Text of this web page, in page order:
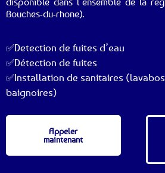
Bouches-du-rhone).
✅Detection de fuites d’eau
✅Détection de fuites
✅Installation de sanitaires
baignoires)
Appeler
maintenant